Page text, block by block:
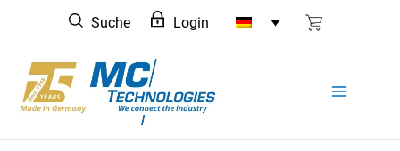
springen
Suche Login